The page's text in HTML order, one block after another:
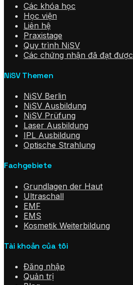
Các khóa học
Học viện
Liên hệ
Praxistage
Quy trình NiSV
Các chứng nhận đã đạt được
NiSV Themen
NiSV Berlin
NiSV Ausbildung
NiSV Prüfung
Laser Ausbildung
IPL Ausbildung
Optische Strahlung
Fachgebiete
Grundlagen der Haut
Ultraschall
EMF
EMS
Kosmetik Weiterbildung
Tài khoản của tôi
Đăng nhập
Quản trị